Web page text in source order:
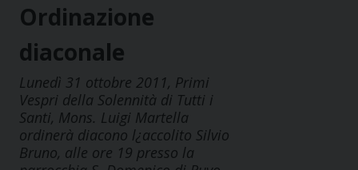
Ordinazione
diaconale
Lunedì 31 ottobre 2011, Primi
Vespri della Solennità di Tutti i
Santi, Mons. Luigi Martella
ordinerà diacono l¿accolito Silvio
Bruno, alle ore 19 presso la